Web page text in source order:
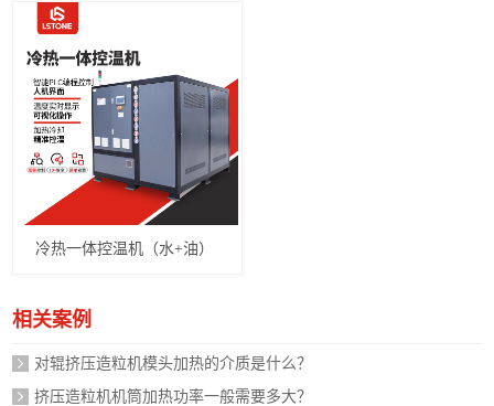
冷热一体控温机（水+油）
相关案例
对辊挤压造粒机模头加热的介质是什么？
挤压造粒机机筒加热功率一般需要多大？